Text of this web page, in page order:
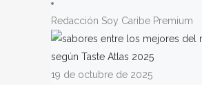
Redacción Soy Caribe Premium
19 de octubre de 2025